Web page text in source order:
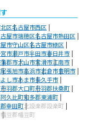
区名古屋市西区
屋市瑞穂区名古屋市熱田区
市守山区名古屋市緑区
市瀬戸市半田市春日井市
蒲郡市犬山市常滑市江南市
尾張旭市高浜市岩倉市豊明市
し市あま市長久手市
丹羽郡大口町丹羽郡扶桑町
久比町知多郡東浦町
幸田町北設楽郡設楽町
幡豆郡幡豆町